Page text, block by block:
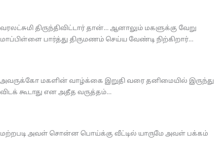
வரலட்சுமி திருந்திவிட்டார் தான்… ஆனாலும் மகளுக்கு வேறு
மாப்பிள்ளை பார்த்து திருமணம் செய்ய வேண்டி நிற்கிறார்…
அவருக்கோ மகளின் வாழ்க்கை இறுதி வரை தனிமையில் இருந்து
விடக் கூடாது என அதீத வருத்தம்…
மற்றபடி அவள் சொன்ன பொய்க்கு வீட்டில் யாருமே அவள் பக்கம்